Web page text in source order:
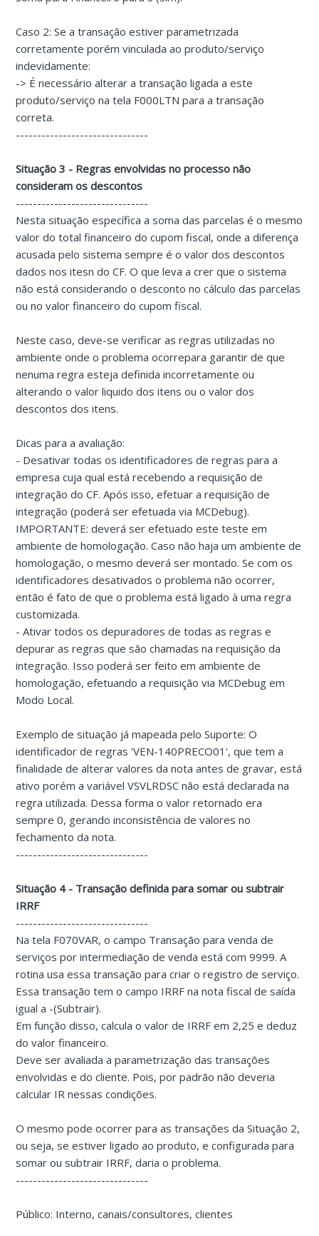
Caso 2: Se a transação estiver parametrizada
corretamente porém vinculada ao produto/serviço
indevidamente:
-> É necessário alterar a transação ligada a este
produto/serviço na tela F000LTN para a transação
correta.
-------------------------------
Situação 3 - Regras envolvidas no processo não
consideram os descontos
-------------------------------
Nesta situação específica a soma das parcelas é o mesmo
valor do total financeiro do cupom fiscal, onde a diferença
acusada pelo sistema sempre é o valor dos descontos
dados nos itesn do CF. O que leva a crer que o sistema
não está considerando o desconto no cálculo das parcelas
ou no valor financeiro do cupom fiscal.
Neste caso, deve-se verificar as regras utilizadas no
ambiente onde o problema ocorrepara garantir de que
nenuma regra esteja definida incorretamente ou
alterando o valor liquido dos itens ou o valor dos
descontos dos itens.
Dicas para a avaliação:
- Desativar todas os identificadores de regras para a
empresa cuja qual está recebendo a requisição de
integração do CF. Após isso, efetuar a requisição de
integração (poderá ser efetuada via MCDebug).
IMPORTANTE: deverá ser efetuado este teste em
ambiente de homologação. Caso não haja um ambiente de
homologação, o mesmo deverá ser montado. Se com os
identificadores desativados o problema não ocorrer,
então é fato de que o problema está ligado à uma regra
customizada.
- Ativar todos os depuradores de todas as regras e
depurar as regras que são chamadas na requisição da
integração. Isso poderá ser feito em ambiente de
homologação, efetuando a requisição via MCDebug em
Modo Local.
Exemplo de situação já mapeada pelo Suporte: O
identificador de regras 'VEN-140PRECO01', que tem a
finalidade de alterar valores da nota antes de gravar, está
ativo porém a variável VSVLRDSC não está declarada na
regra utilizada. Dessa forma o valor retornado era
sempre 0, gerando inconsistência de valores no
fechamento da nota.
-------------------------------
Situação 4 - Transação definida para somar ou subtrair
IRRF
-------------------------------
Na tela F070VAR, o campo Transação para venda de
serviços por intermediação de venda está com 9999. A
rotina usa essa transação para criar o registro de serviço.
Essa transação tem o campo IRRF na nota fiscal de saída
igual a -(Subtrair).
Em função disso, calcula o valor de IRRF em 2,25 e deduz
do valor financeiro.
Deve ser avaliada a parametrização das transações
envolvidas e do cliente. Pois, por padrão não deveria
calcular IR nessas condições.
O mesmo pode ocorrer para as transações da Situação 2,
ou seja, se estiver ligado ao produto, e configurada para
somar ou subtrair IRRF, daria o problema.
-------------------------------
Público: Interno, canais/consultores, clientes